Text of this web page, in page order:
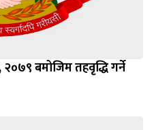
बमोजिम तहवृद्धि गर्ने